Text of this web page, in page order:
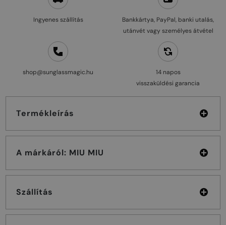
Ingyenes szállítás
Bankkártya, PayPal, banki utalás,
utánvét vagy személyes átvétel
shop@sunglassmagic.hu
14 napos
visszaküldési garancia
Termékleírás
A márkáról: MIU MIU
Szállítás